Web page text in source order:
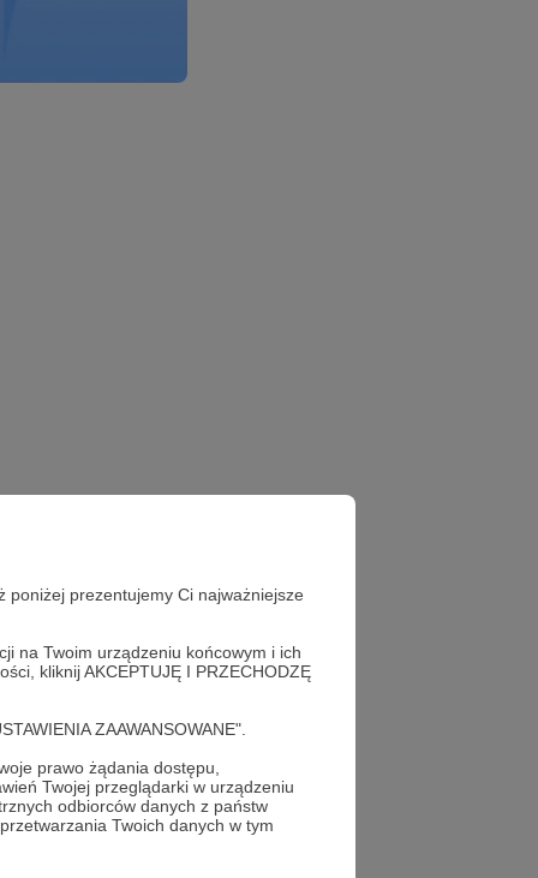
poniżej prezentujemy Ci najważniejsze
na Twoim urządzeniu końcowym i ich
kliknij AKCEPTUJĘ I PRZECHODZĘ
ZAAWANSOWANE".
prawo żądania dostępu,
Twojej przeglądarki w urządzeniu
odbiorców danych z państw
Twoich danych w tym
profil autora